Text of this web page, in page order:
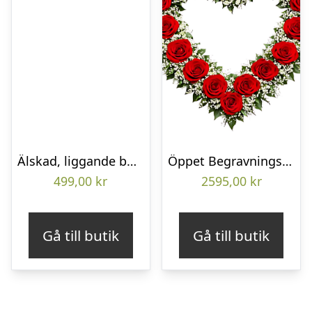
Älskad, liggande bukett
499,00 kr
Gå till butik
Öppet Begravningshjärta
2595,00 kr
Gå till butik